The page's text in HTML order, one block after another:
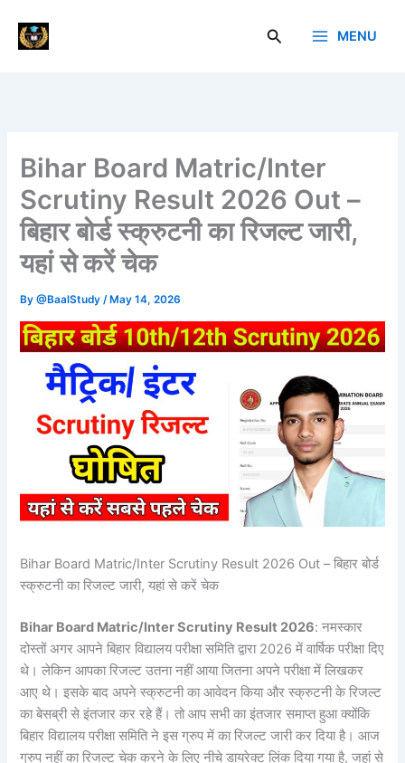
content
Search MENU
Bihar Board Matric/Inter
Scrutiny Result 2026 Out –
बिहार बोर्ड स्क्रुटनी का रिजल्ट जारी,
यहां से करें चेक
By@BaalStudy/ May 14, 2026
Bihar Board Matric/Inter Scrutiny Result 2026 Out – बिहार बोर्ड
स्क्रुटनी का रिजल्ट जारी, यहां से करें चेक
Bihar Board Matric/Inter Scrutiny Result 2026: नमस्कार
दोस्तों अगर आपने बिहार विद्यालय परीक्षा समिति द्वारा 2026 में वार्षिक परीक्षा दिए
थे। लेकिन आपका रिजल्ट उतना नहीं आया जितना अपने परीक्षा में लिखकर
आए थे। इसके बाद अपने स्क्रुटनी का आवेदन किया और स्क्रुटनी के रिजल्ट
का बेसब्री से इंतजार कर रहे हैं। तो आप सभी का इंतजार समाप्त हुआ क्योंकि
बिहार विद्यालय परीक्षा समिति ने इस ग्रुप में का रिजल्ट जारी कर दिया है। आज
ग्रुप नहीं का रिजल्ट चेक करने के लिए नीचे डायरेक्ट लिंक दिया गया है, जहां से